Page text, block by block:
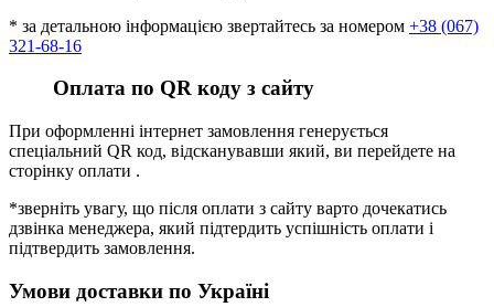
* за детальною інформацією звертайтесь за номером +38 (067)
321-68-16
Оплата по QR коду з сайту
При оформленні інтернет замовлення генерується
спеціальний QR код, відсканувавши який, ви перейдете на
сторінку оплати .
*зверніть увагу, що після оплати з сайту варто дочекатись
дзвінка менеджера, який підтердить успішність оплати і
підтвердить замовлення.
Умови доставки по Україні